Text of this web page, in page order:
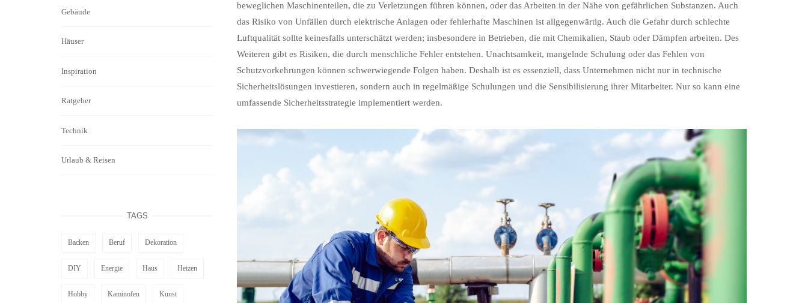
beweglichen Maschinenteilen, die zu Verletzungen führen können, oder das Arbeiten in der Nähe von gefährlichen Substanzen. Auch
das Risiko von Unfällen durch elektrische Anlagen oder fehlerhafte Maschinen ist allgegenwärtig. Auch die Gefahr durch schlechte
Luftqualität sollte keinesfalls unterschätzt werden; insbesondere in Betrieben, die mit Chemikalien, Staub oder Dämpfen arbeiten. Des
Weiteren gibt es Risiken, die durch menschliche Fehler entstehen. Unachtsamkeit, mangelnde Schulung oder das Fehlen von
Schutzvorkehrungen können schwerwiegende Folgen haben. Deshalb ist es essenziell, dass Unternehmen nicht nur in technische
Sicherheitslösungen investieren, sondern auch in regelmäßige Schulungen und die Sensibilisierung ihrer Mitarbeiter. Nur so kann eine
umfassende Sicherheitsstrategie implementiert werden.
Gebäude
Häuser
Inspiration
Ratgeber
Technik
Urlaub & Reisen
TAGS
Backen Beruf Dekoration
DIY Energie Haus Heizen
Hobby Kaminofen Kunst